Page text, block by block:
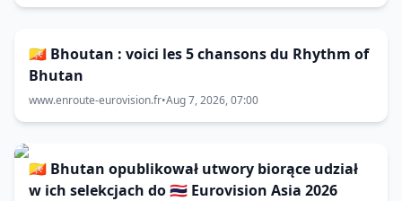
🇧🇹 Bhoutan : voici les 5 chansons du Rhythm of
Bhutan
www.enroute-eurovision.fr•Aug 7, 2026, 07:00
🇧🇹 Bhutan opublikował utwory biorące udział
w ich selekcjach do 🇹🇭 Eurovision Asia 2026